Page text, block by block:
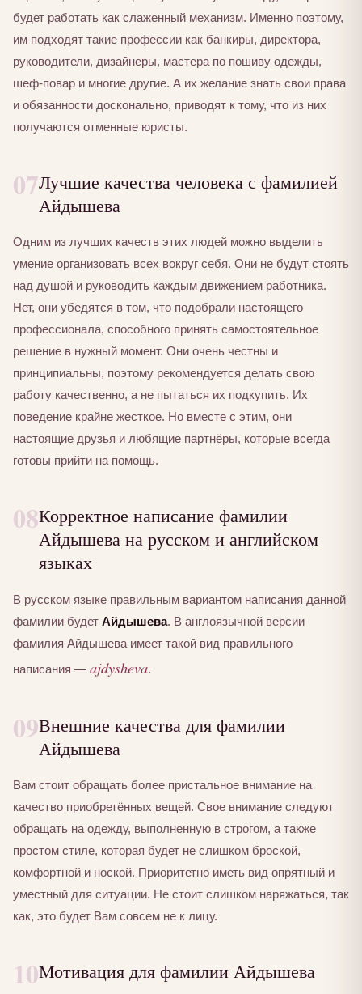
будет работать как слаженный механизм. Именно поэтому,
им подходят такие профессии как банкиры, директора,
руководители, дизайнеры, мастера по пошиву одежды,
шеф-повар и многие другие. А их желание знать свои права
и обязанности досконально, приводят к тому, что из них
получаются отменные юристы.
07Лучшие качества человека с фамилией
Айдышева
Одним из лучших качеств этих людей можно выделить
умение организовать всех вокруг себя. Они не будут стоять
над душой и руководить каждым движением работника.
Нет, они убедятся в том, что подобрали настоящего
профессионала, способного принять самостоятельное
решение в нужный момент. Они очень честны и
принципиальны, поэтому рекомендуется делать свою
работу качественно, а не пытаться их подкупить. Их
поведение крайне жесткое. Но вместе с этим, они
настоящие друзья и любящие партнёры, которые всегда
готовы прийти на помощь.
08Корректное написание фамилии
Айдышева на русском и английском
языках
В русском языке правильным вариантом написания данной
фамилии будет Айдышева. В англоязычной версии
фамилия Айдышева имеет такой вид правильного
написания — ajdysheva.
09Внешние качества для фамилии
Айдышева
Вам стоит обращать более пристальное внимание на
качество приобретённых вещей. Свое внимание следуют
обращать на одежду, выполненную в строгом, а также
простом стиле, которая будет не слишком броской,
комфортной и ноской. Приоритетно иметь вид опрятный и
уместный для ситуации. Не стоит слишком наряжаться, так
как, это будет Вам совсем не к лицу.
10Мотивация для фамилии Айдышева